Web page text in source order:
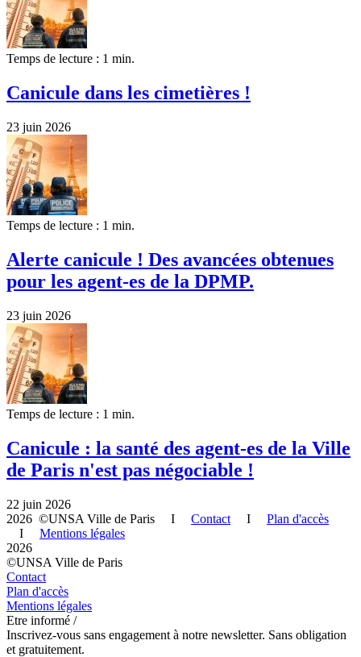
Temps de lecture : 1 min.
Canicule dans les cimetières !
23 juin 2026
Temps de lecture : 1 min.
Alerte canicule ! Des avancées obtenues
pour les agent-es de la DPMP.
23 juin 2026
Temps de lecture : 1 min.
Canicule : la santé des agent-es de la Ville
de Paris n'est pas négociable !
22 juin 2026
2026 ©UNSA Ville de Paris I Contact I Plan d'accès
I Mentions légales
2026
©UNSA Ville de Paris
Contact
Plan d'accès
Mentions légales
Etre informé /
Inscrivez-vous sans engagement à notre newsletter. Sans obligation
et gratuitement.